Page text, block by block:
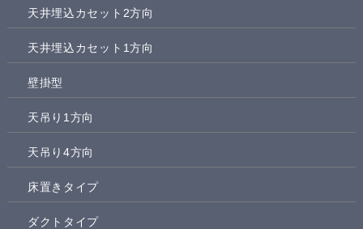
天井埋込カセット2方向
天井埋込カセット1方向
壁掛型
天吊り1方向
天吊り4方向
床置きタイプ
ダクトタイプ